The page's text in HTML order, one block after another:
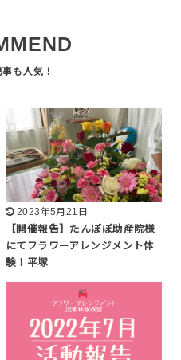
2023年5月21日
【開催報告】たんぽぽ助産院様
にてフラワーアレンジメント体
験！平塚